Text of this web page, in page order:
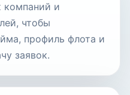
компаний и
чтобы
профиль флота и
заявок.